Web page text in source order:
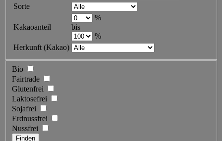
Sorte
Kakaoanteil
%
bis
%
Herkunft (Kakao)
Bio
Fairtrade
Glutenfrei
Laktosefrei
Sojafrei
Erdnussfrei
Nussfrei